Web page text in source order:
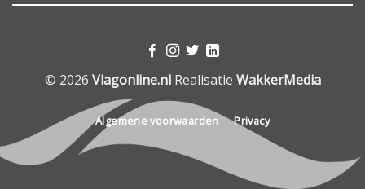
© 2026 Vlagonline.nlRealisatie WakkerMedia
Algemene voorwaarden Privacy